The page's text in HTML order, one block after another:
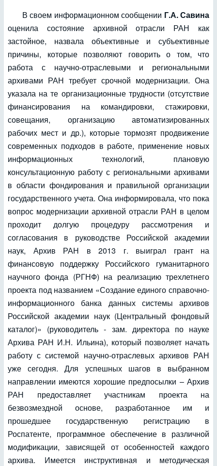
В своем информационном сообщении Г.А. Савина
оценила состояние архивной отрасли РАН как
застойное, назвала объективные и субъективные
причины, которые позволяют говорить о том, что
работа с научно-отраслевыми и региональными
архивами РАН требует срочной модернизации. Она
указала на те организационные трудности (отсутствие
финансирования на командировки, стажировки,
совещания, организацию автоматизированных
рабочих мест и др.), которые тормозят продвижение
современных подходов в работе, применение новых
информационных технологий, плановую
консультационную работу с региональными архивами
в области фондирования и правильной организации
государственного учета. Она информировала, что пока
вопрос модернизации архивной отрасли РАН в целом
проходит долгую процедуру рассмотрения и
согласования в руководстве Российской академии
наук, Архив РАН в 2013 г. выиграл грант на
финансовую поддержку Российского гуманитарного
научного фонда (РГНФ) на реализацию трехлетнего
проекта под названием «Создание единого справочно-
информационного банка данных системы архивов
Российской академии наук (Центральный фондовый
каталог)» (руководитель - зам. директора по науке
Архива РАН И.Н. Ильина), который позволяет начать
работу с системой научно-отраслевых архивов РАН
уже сегодня. Для успешных шагов в выбранном
направлении имеются хорошие предпосылки – Архив
РАН предоставляет участникам проекта на
безвозмездной основе, разработанное им и
прошедшее государственную регистрацию в
Роспатенте, программное обеспечение в различной
модификации, зависящей от особенностей каждого
архива. Имеется инструктивная и методическая